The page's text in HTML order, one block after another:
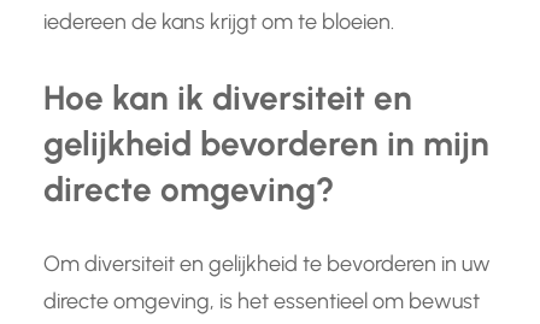
iedereen de kans krijgt om te bloeien.
Hoe kan ik diversiteit en
gelijkheid bevorderen in mijn
directe omgeving?
Om diversiteit en gelijkheid te bevorderen in uw
directe omgeving, is het essentieel om bewust